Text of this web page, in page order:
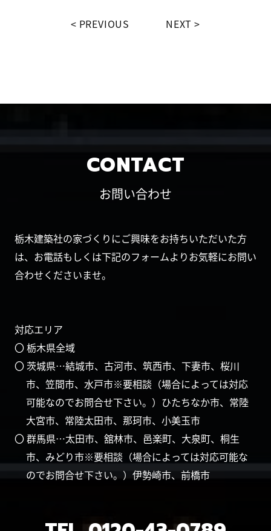
PREVIOUS NEXT
CONTACT
お問い合わせ
栃木建築社の家づくりにご興味をお持ちいただいた方
は、お電話もしくは下記のフォームよりお気軽にお問い
合わせくださいませ。
対応エリア
〇 栃木県全域
〇 茨城県…結城市、古河市、筑西市、下妻市、桜川
市、笠間市、水戸市※要相談（場合によっては対応
可能なのでお問合せ下さい。）ひたちなか市、常陸
大宮市、常陸太田市、那珂市、小美玉市
〇 群馬県…太田市、舘林市、邑楽町、大泉町、桐生
市、みどり市※要相談（場合によっては対応可能な
のでお問合せ下さい。）伊勢崎市、前橋市